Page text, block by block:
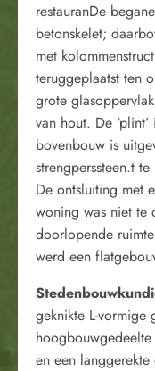
restauranDe
betonskelet;
met
teruggeplaatst ten
grote
van hout. De
bovenbouw is
strengperssteen.t
De ontsluiting met
woning was niet te
doorlopende
werd een
geknikte L-vormige
en een